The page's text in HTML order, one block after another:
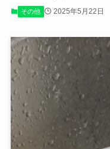
その他 2025年5月22日